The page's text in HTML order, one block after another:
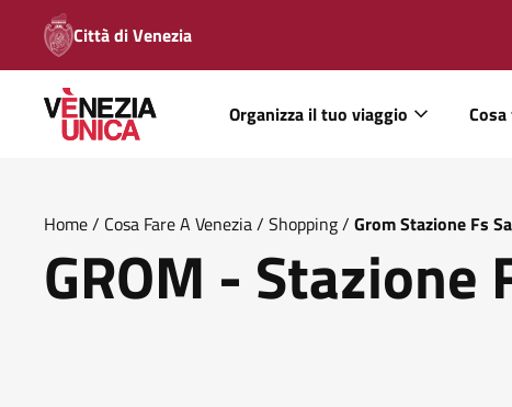
Città di Venezia
Organizza il tuo viaggio
Home/ Cosa Fare A Venezia/ Shopping/ Grom Stazione Fs
GROM - Stazione